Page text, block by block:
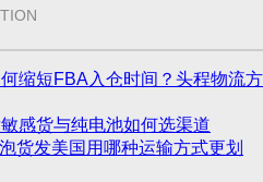
缩短FBA入仓时间？头程物流方
感货与纯电池如何选渠道
货发美国用哪种运输方式更划